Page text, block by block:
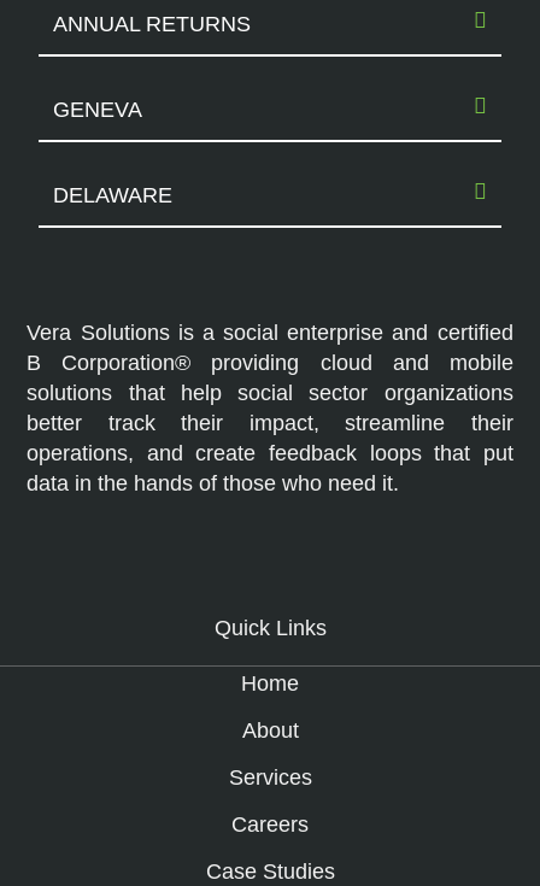
ANNUAL RETURNS
GENEVA
DELAWARE
Vera Solutions is a social enterprise and certified
B Corporation® providing cloud and mobile
solutions that help social sector organizations
better track their impact, streamline their
operations, and create feedback loops that put
data in the hands of those who need it.
Quick Links
Home
About
Services
Careers
Case Studies